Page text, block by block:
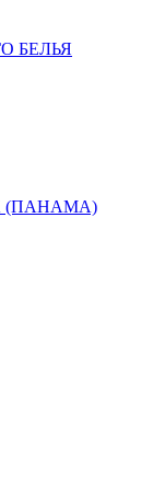
БЕЛЬЯ
(ПАНАМА)